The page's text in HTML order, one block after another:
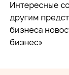
Интересные
другим
бизнеса
бизнес»